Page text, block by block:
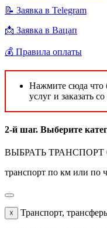
📝 Заявка в Telegram
📩 Заявка в Вацап
💰 Правила оплаты
Нажмите сюда что
услуг и заказать
2-й шаг. Выберите
ВЫБРАТЬ
транспорт по км или по
☓ Транспорт,